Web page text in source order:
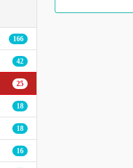
166
42
25
18
18
16